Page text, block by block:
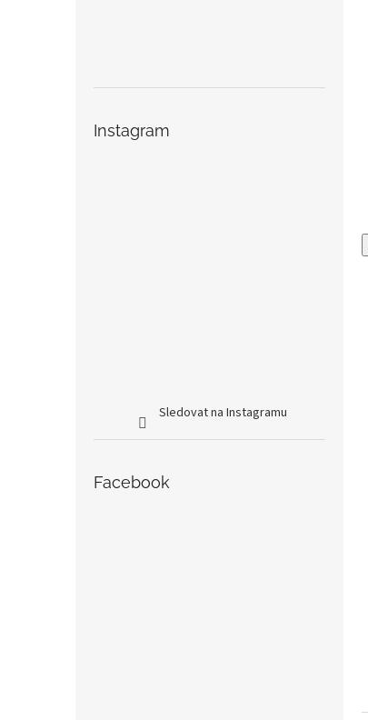
Instagram
Sledovat na Instagramu
Facebook